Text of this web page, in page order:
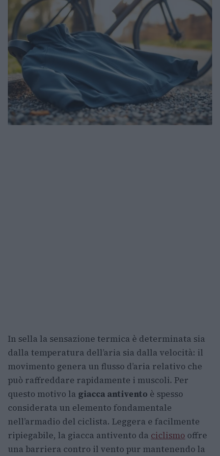
In sella la sensazione termica è determinata sia
dalla temperatura dell’aria sia dalla velocità: il
movimento genera un flusso d’aria relativo che
può raffreddare rapidamente i muscoli. Per
questo motivo la giacca antivento è spesso
considerata un elemento fondamentale
nell’armadio del ciclista. Leggera e facilmente
ripiegabile, la giacca antivento da ciclismo offre
una barriera contro il vento pur mantenendo la